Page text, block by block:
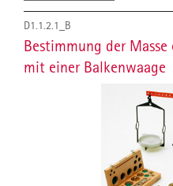
D1.1.2.1_B
Bestimmung der Masse
mit einer Balkenwaage